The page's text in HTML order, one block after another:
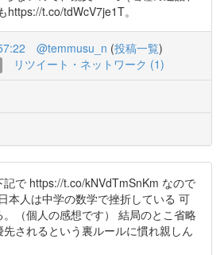
https://t.co/tdWcV7je1T。
@temmusu_n (投稿一覧)
リツイート・ネットワーク (1)
で https://t.co/kNVdTmSnKm なので
本人は中学の数学で挫折している 可
（個人の感想です） 結局のとこ省略
されるという裏ルールに慣れ親しん